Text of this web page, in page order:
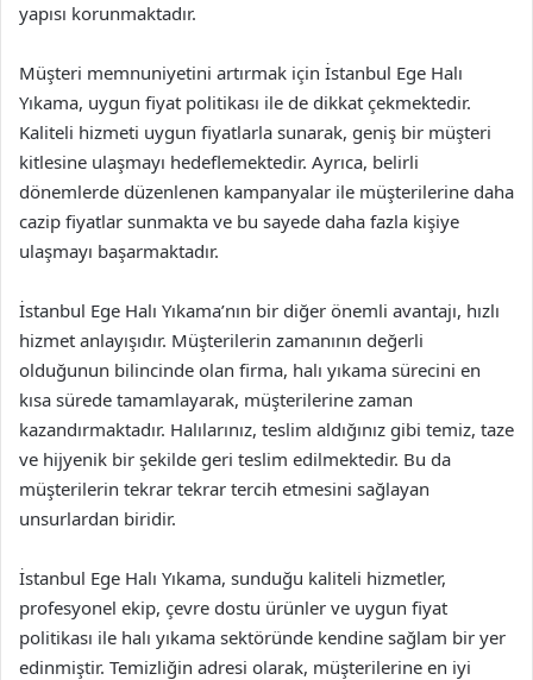
yapısı korunmaktadır.
Müşteri memnuniyetini artırmak için İstanbul Ege Halı
Yıkama, uygun fiyat politikası ile de dikkat çekmektedir.
Kaliteli hizmeti uygun fiyatlarla sunarak, geniş bir müşteri
kitlesine ulaşmayı hedeflemektedir. Ayrıca, belirli
dönemlerde düzenlenen kampanyalar ile müşterilerine daha
cazip fiyatlar sunmakta ve bu sayede daha fazla kişiye
ulaşmayı başarmaktadır.
İstanbul Ege Halı Yıkama’nın bir diğer önemli avantajı, hızlı
hizmet anlayışıdır. Müşterilerin zamanının değerli
olduğunun bilincinde olan firma, halı yıkama sürecini en
kısa sürede tamamlayarak, müşterilerine zaman
kazandırmaktadır. Halılarınız, teslim aldığınız gibi temiz, taze
ve hijyenik bir şekilde geri teslim edilmektedir. Bu da
müşterilerin tekrar tekrar tercih etmesini sağlayan
unsurlardan biridir.
İstanbul Ege Halı Yıkama, sunduğu kaliteli hizmetler,
profesyonel ekip, çevre dostu ürünler ve uygun fiyat
politikası ile halı yıkama sektöründe kendine sağlam bir yer
edinmiştir. Temizliğin adresi olarak, müşterilerine en iyi